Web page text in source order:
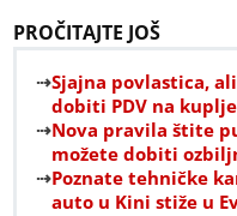
PROČITAJTE JOŠ
Sjajna povlastica,
dobiti PDV na
Nova pravila štite
možete dobiti
Poznate tehničke
auto u Kini stiže u